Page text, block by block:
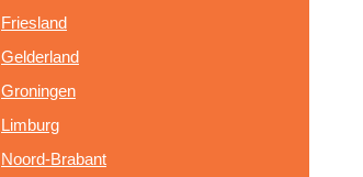
Friesland
Gelderland
Groningen
Limburg
Noord-Brabant